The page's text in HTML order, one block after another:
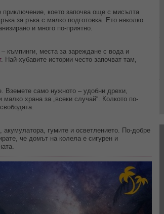
приключение, което започва още с мисълта
за ръка с малко подготовка. Ето няколко
и много по-приятно.
къмпинги, места за зареждане с вода и
. Най-хубавите истории често започват там,
Вземете само нужното – удобни дрехи,
храна за „всеки случай“. Колкото по-
акумулатора, гумите и осветлението. По-добре
че домът на колела е сигурен и